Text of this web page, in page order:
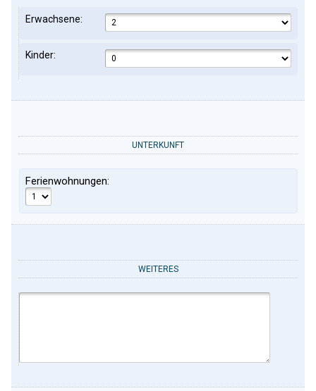
Erwachsene:
Kinder:
UNTERKUNFT
Ferienwohnungen:
WEITERES